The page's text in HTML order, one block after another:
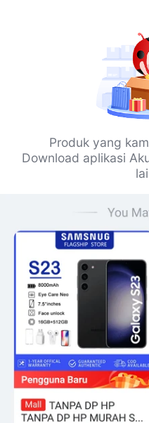
Produk yang
Download aplikasi